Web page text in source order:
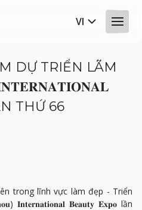
VI
DỰ TRIỂN LÃM
THỨ 66
trong lĩnh vực làm đẹp - Triển
𝐈𝐧𝐭𝐞𝐫𝐧𝐚𝐭𝐢𝐨𝐧𝐚𝐥 𝐁𝐞𝐚𝐮𝐭𝐲 𝐄𝐱𝐩𝐨 lần